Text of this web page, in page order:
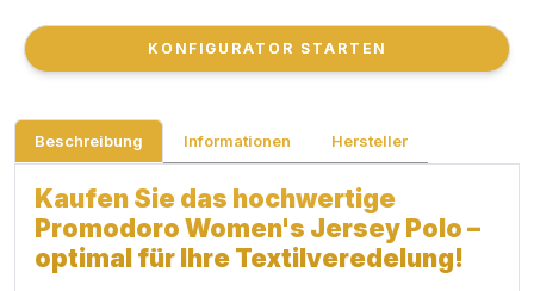
KONFIGURATOR STARTEN
KONFIGURATOR STARTEN
Beschreibung Informationen Hersteller
Kaufen Sie das hochwertige
Promodoro Women's Jersey Polo –
optimal für Ihre Textilveredelung!